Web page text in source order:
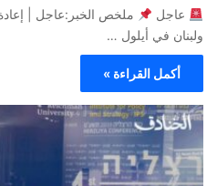
عاجل
ملخص الخبر:عاجل |
ولبنان في أيلول …
أكمل القراءة »